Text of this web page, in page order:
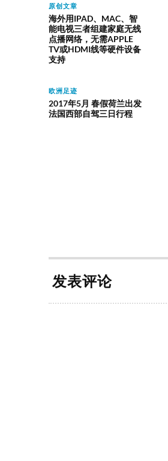
原创文章
海外用IPAD、MAC、智
能电视三者组建家庭无线
点播网络，无需APPLE
TV或HDMI线等硬件设备
支持
欧洲足迹
2017年5月 春假荷兰出发
法国西部自驾三日行程
发表评论